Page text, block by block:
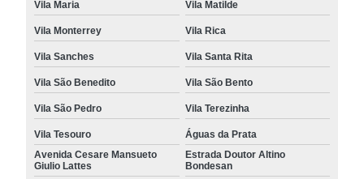
Vila Maria Vila Matilde
Vila Monterrey Vila Rica
Vila Sanches Vila Santa Rita
Vila São Benedito Vila São Bento
Vila São Pedro Vila Terezinha
Vila Tesouro
Águas da Prata
Avenida Cesare Mansueto
Giulio Lattes
Estrada Doutor Altino
Bondesan